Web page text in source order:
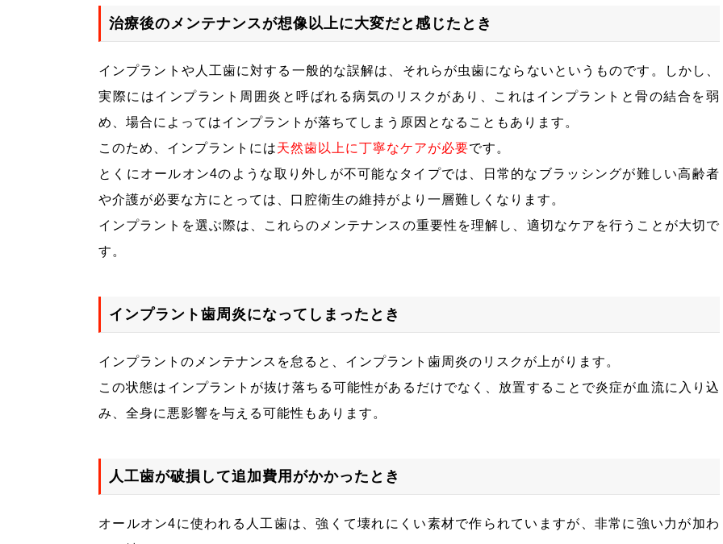
治療後のメンテナンスが想像以上に大変だと感じたとき
インプラントや人工歯に対する一般的な誤解は、それらが虫歯にならないというものです。しかし、
実際にはインプラント周囲炎と呼ばれる病気のリスクがあり、これはインプラントと骨の結合を弱
め、場合によってはインプラントが落ちてしまう原因となることもあります。
このため、インプラントには天然歯以上に丁寧なケアが必要です。
とくにオールオン4のような取り外しが不可能なタイプでは、日常的なブラッシングが難しい高齢者
や介護が必要な方にとっては、口腔衛生の維持がより一層難しくなります。
インプラントを選ぶ際は、これらのメンテナンスの重要性を理解し、適切なケアを行うことが大切で
す。
インプラント歯周炎になってしまったとき
インプラントのメンテナンスを怠ると、インプラント歯周炎のリスクが上がります。
この状態はインプラントが抜け落ちる可能性があるだけでなく、放置することで炎症が血流に入り込
み、全身に悪影響を与える可能性もあります。
人工歯が破損して追加費用がかかったとき
オールオン4に使われる人工歯は、強くて壊れにくい素材で作られていますが、非常に強い力が加わ